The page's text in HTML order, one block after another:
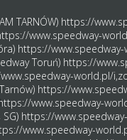
TARNÓW) https://
www.speedway-
https://
Toruń) https://
world.pl/
https://
www.speedway-
https://
www.speedway-